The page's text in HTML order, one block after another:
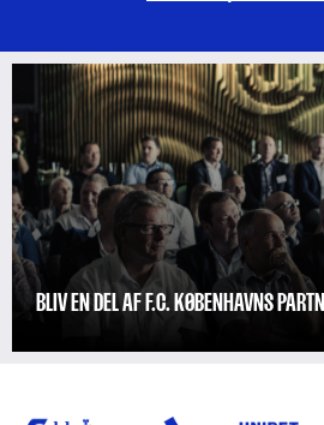
BLIV EN DEL AF F.C. KØBENHAVNS